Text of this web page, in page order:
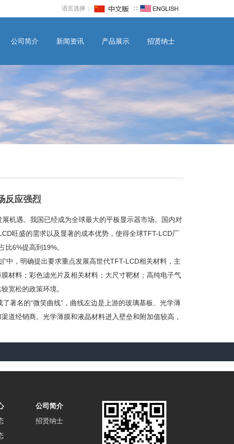
语言选择： ∷
公司简介 新闻资讯 产品展示 招贤纳士
反应强烈
遇。我国已经成为全球最大的平板显示器市场。国内对
旺盛的需求以及显著的成本优势，使得全球TFT-LCD厂
6%提高到19%。
，明确提出要求重点发展高世代TFT-LCD相关材料，主
材料；彩色滤光片及相关材料；大尺寸靶材；高纯电子气
宽松的政策环境。
名的“微笑曲线”，曲线左边是上游的玻璃基板、光学薄
道经销商。光学薄膜和液晶材料进入壁垒和附加值较高，
公司简介
招贤纳士